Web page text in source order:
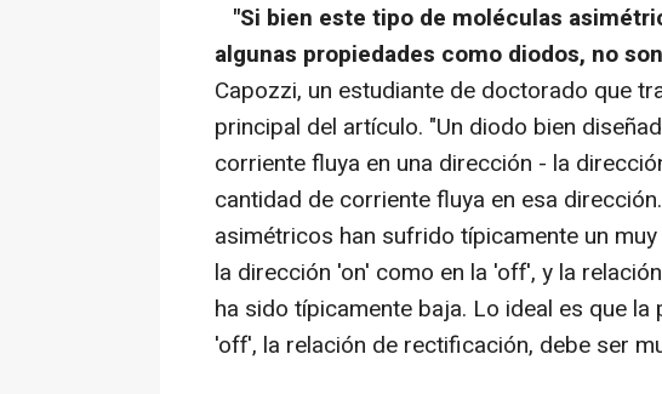
"Si bien este tipo de moléculas
algunas propiedades como diodos, no
Capozzi, un estudiante de doctorado que
principal del artículo. "Un diodo bien
corriente fluya en una dirección - la
cantidad de corriente fluya en esa
asimétricos han sufrido típicamente un
la dirección 'on' como en la 'off', y la
ha sido típicamente baja. Lo ideal es que
'off', la relación de rectificación, debe ser